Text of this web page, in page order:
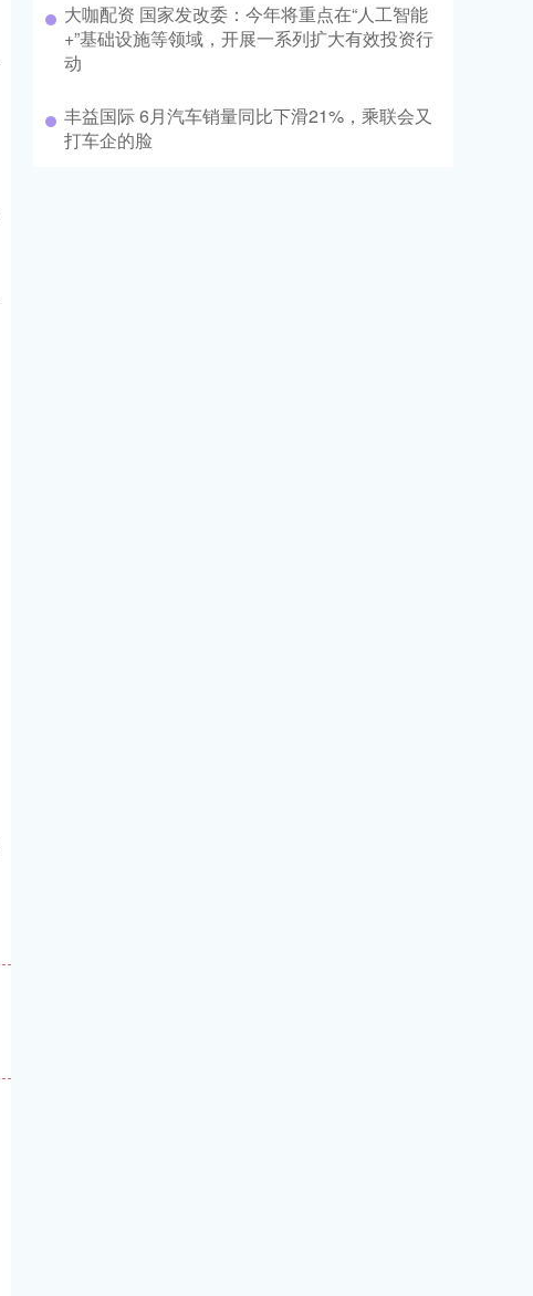
大咖配资 国家发改委：今年将重点在“人工智能
+”基础设施等领域，开展一系列扩大有效投资行
动
丰益国际 6月汽车销量同比下滑21%，乘联会又
打车企的脸